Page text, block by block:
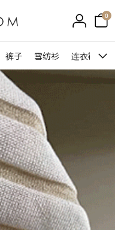
0
裤子 雪纺衫 连衣裙&裙